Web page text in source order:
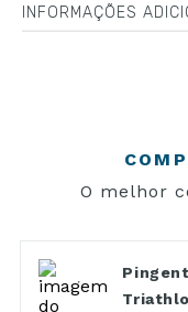
INFORMAÇÕES
O melhor